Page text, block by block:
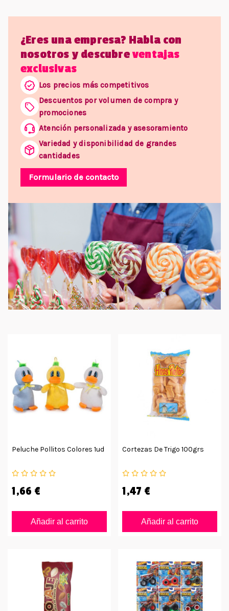
¿Eres una empresa? Habla con
nosotros y descubreventajas
exclusivas
Los precios más competitivos
Descuentos por volumen de compra y
promociones
Atención personalizada y asesoramiento
Variedad y disponibilidad de grandes
cantidades
Formulario de contacto
Peluche Pollitos Colores 1ud
1,66 €
Añadir al carrito
Cortezas De Trigo 100grs
1,47 €
Añadir al carrito